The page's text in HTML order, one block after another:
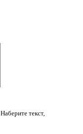
Наберите текст,